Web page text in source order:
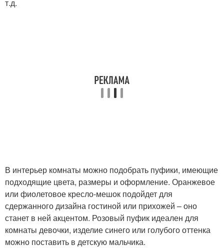
т.д.
В интерьер комнаты можно подобрать пуфики, имеющие
подходящие цвета, размеры и оформление. Оранжевое
или фиолетовое кресло-мешок подойдет для
сдержанного дизайна гостиной или прихожей – оно
станет в ней акцентом. Розовый пуфик идеален для
комнаты девочки, изделие синего или голубого оттенка
можно поставить в детскую мальчика.